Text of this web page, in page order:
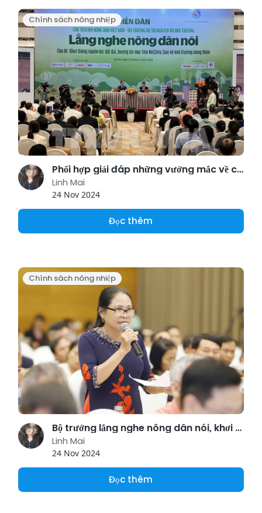
Chính sách nông nhiệp
Phối hợp giải đáp những vướng mắc về chính sách sản xuất nông nghiệp
Linh Mai
24 Nov 2024
Đọc thêm
Chính sách nông nhiệp
Bộ trưởng lắng nghe nông dân nói, khơi thông nguồn lực đất đai
Linh Mai
24 Nov 2024
Đọc thêm